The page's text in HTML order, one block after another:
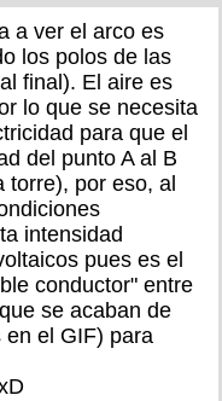
a ver el arco es
los polos de las
final). El aire es
lo que se necesita
para que el
del punto A al B
torre), por eso, al
intensidad
pues es el
conductor" entre
se acaban de
el GIF) para